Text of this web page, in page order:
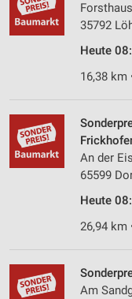
35792
Heute
16,38 km
An der
65599
Heute
26,94 km
Am